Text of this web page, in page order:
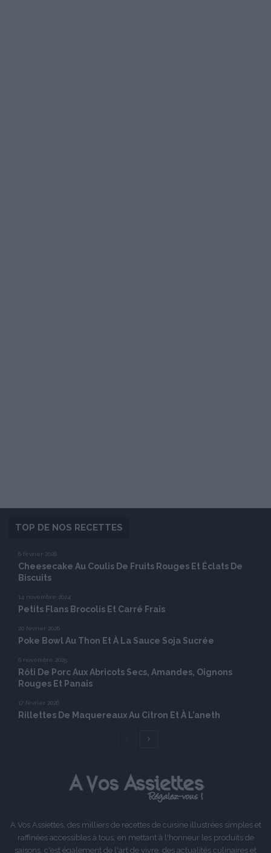
TOP DE NOS RECETTES
6 février 2026
Cheesecake Au Coulis De Fruits Rouges Et Éclats De
Biscuits
14 novembre 2024
Petits Flans Brocolis Et Carré Frais
20 février 2026
Poke Bowl Au Thon Et À La Sauce Soja Sucrée
6 novembre 2025
Rôti De Porc Aux Abricots Secs, Amandes, Oignons
Rouges Et Panais
17 février 2026
Rillettes De Maquereaux Au Citron Et À L’aneth
Page
A Vos Assiettes, des milliers de recettes de cuisine illustrées simples et
raffinées accessibles à tous, en mettant à l'honneur les produits de
saisons, c'est également de l'art de vivre, des actualités culinaires et